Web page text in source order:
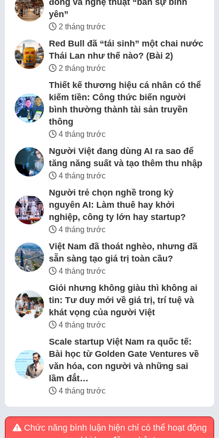
đông và nghệ thuật “bán sự bình
yên”
2 tháng trước
Red Bull đã “tái sinh” một chai nước
Thái Lan như thế nào? (Bài 2)
2 tháng trước
Thiết kế thương hiệu cá nhân có thể
kiếm tiền: Công thức biến người
bình thường thành tài sản truyền
thông
4 tháng trước
Người Việt đang dùng AI ra sao để
tăng năng suất và tạo thêm thu nhập
4 tháng trước
Người trẻ chọn nghề trong kỷ
nguyên AI: Làm thuê hay khởi
nghiệp, công ty lớn hay startup?
4 tháng trước
Việt Nam đã thoát nghèo, nhưng đã
sẵn sàng tạo giá trị toàn cầu?
4 tháng trước
Giỏi nhưng không giàu thì không ai
tin: Tư duy mới về giá trị, trí tuệ và
khát vọng của người Việt
4 tháng trước
Scale startup Việt Nam ra quốc tế:
Bài học từ Golden Gate Ventures về
văn hóa, con người và những sai
lầm đắt…
4 tháng trước
Chức năng bình luận hiện chỉ có thể hoạt động